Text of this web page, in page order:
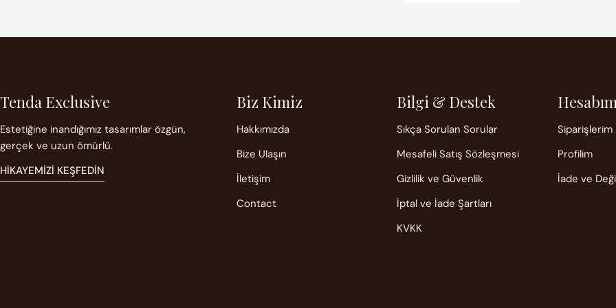
Tenda Exclusive
Estetiğine inandığımız tasarımlar özgün,
gerçek ve uzun ömürlü.
HIKAYEMIZI KEŞFEDIN
Biz Kimiz
Hakkımızda
Bize Ulaşın
İletişim
Contact
Bilgi & Destek
Sıkça Sorulan Sorular
Mesafeli Satış Sözleşmesi
Gizlilik ve Güvenlik
İptal ve İade Şartları
KVKK
Siparişlerim
Profilim
İade ve